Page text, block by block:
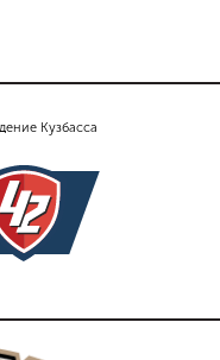
Кузбасса